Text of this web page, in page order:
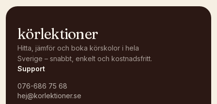
körlektioner
Hitta, jämför och boka körskolor i hela
Sverige – snabbt, enkelt och kostnadsfritt.
Support
076-686 75 68
hej@korlektioner.se